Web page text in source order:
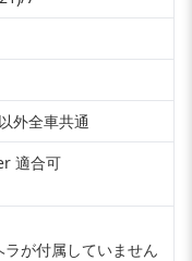
外全車共通
適合可
が付属していません